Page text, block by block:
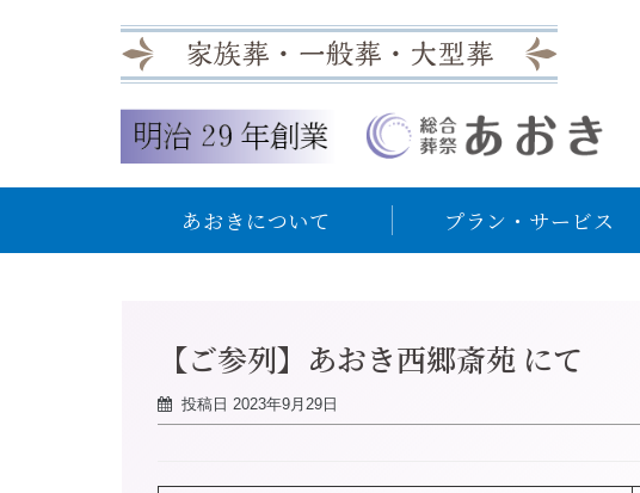
あおきについて プラン・サービス
【ご参列】あおき西郷斎苑 にて
投稿日 2023年9月29日